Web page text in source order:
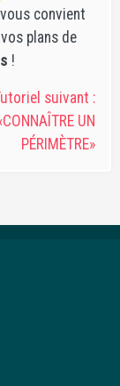
convient
plans de
!
suivant :
UN
PÉRIMÈTRE»